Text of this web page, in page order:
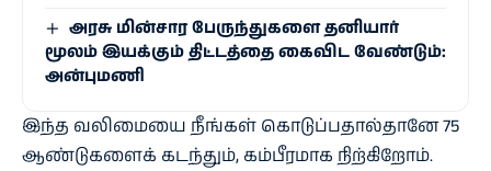
அரசு மின்சார பேருந்துகளை தனியார்
மூலம் இயக்கும் திட்டத்தை கைவிட வேண்டும்:
அன்புமணி
இந்த வலிமையை நீங்கள் கொடுப்பதால்தானே 75
ஆண்டுகளைக் கடந்தும், கம்பீரமாக நிற்கிறோம்.